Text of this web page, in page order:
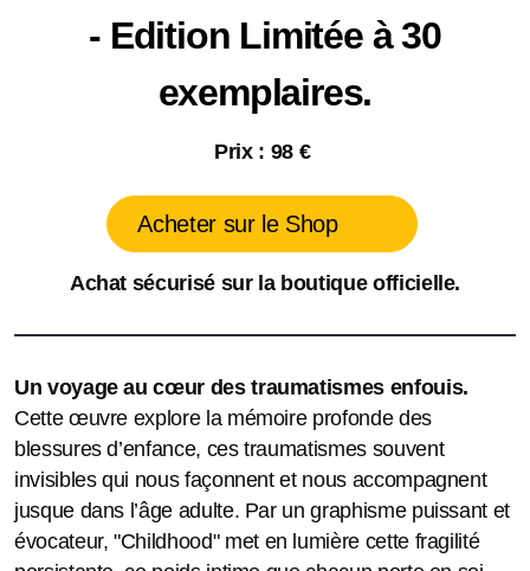
- Edition Limitée à 30
exemplaires.
Prix : 98 €
Acheter sur le Shop
Achat sécurisé sur la boutique officielle.
Un voyage au cœur des traumatismes enfouis.
Cette œuvre explore la mémoire profonde des
blessures d’enfance, ces traumatismes souvent
invisibles qui nous façonnent et nous accompagnent
jusque dans l’âge adulte. Par un graphisme puissant et
évocateur,"Childhood" met en lumière cette fragilité